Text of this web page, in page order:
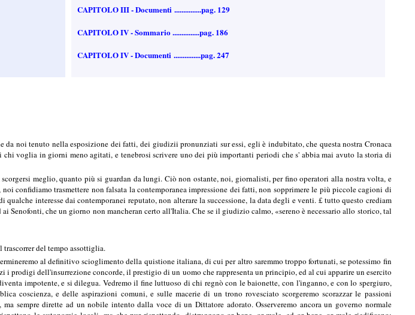
CAPITOLO III - Documenti ...............pag. 129
CAPITOLO IV - Sommario ...............pag. 186
CAPITOLO IV - Documenti ...............pag. 247
da noi tenuto nella esposizione dei fatti, dei giudizii pronunziati sur essi, egli è indubitato, che questa nostra Cronaca
voglia in giorni meno agitati, e tenebrosi scrivere uno dei più importanti periodi che s' abbia mai avuto la storia di
meglio, quanto più si guardan da lungi. Ciò non ostante, noi, giornalisti, per fino operatori alla nostra volta, e
confidiamo trasmettere non falsata la contemporanea impressione dei fatti, non sopprimere le più piccole cagioni di
interesse dai contemporanei reputato, non alterare la successione, la data degli e venti. £ tutto questo crediam
Senofonti, che un giorno non mancheran certo all'Italia. Che se il giudizio calmo, «sereno è necessario allo storico, tal
del tempo assottiglia.
al definitivo scioglimento della quistione italiana, di cui per altro saremmo troppo fortunati, se potessimo fin
i prodigi dell'insurrezione concorde, il prestigio di un uomo che rappresenta un principio, ed al cui apparire un esercito
impotente, e si dilegua. Vedremo il fine luttuoso di chi regnò con le baionette, con l'inganno, e con lo spergiuro,
coscienza, e delle aspirazioni comuni, e sulle macerie di un trono rovesciato scorgeremo scorazzar le passioni
sempre dirette ad un nobile intento dalla voce di un Dittatore adorato. Osserveremo ancora un governo normale